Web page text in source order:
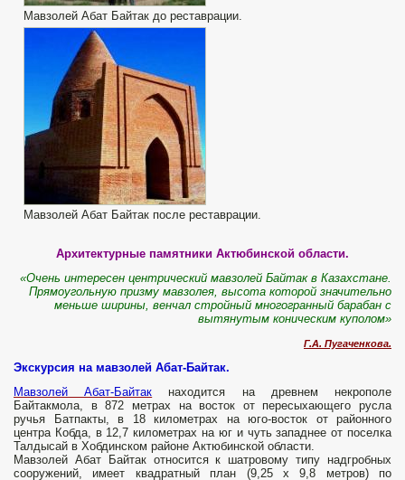
Мавзолей Абат Байтак до реставрации.
Мавзолей Абат Байтак после реставрации.
Архитектурные памятники Актюбинской области.
«Очень интересен центрический мавзолей Байтак в Казахстане.
Прямоугольную призму мавзолея, высота которой значительно
меньше ширины, венчал стройный многогранный барабан с
вытянутым коническим куполом»
Г.А. Пугаченкова.
Экскурсия на мавзолей Абат-Байтак.
Мавзолей Абат-Байтак находится на древнем некрополе
Байтакмола, в 872 метрах на восток от пересыхающего русла
ручья Батпакты, в 18 километрах на юго-восток от районного
центра Кобда, в 12,7 километрах на юг и чуть западнее от поселка
Талдысай в Хобдинском районе Актюбинской области.
Мавзолей Абат Байтак относится к шатровому типу надгробных
сооружений, имеет квадратный план (9,25 х 9,8 метров) по